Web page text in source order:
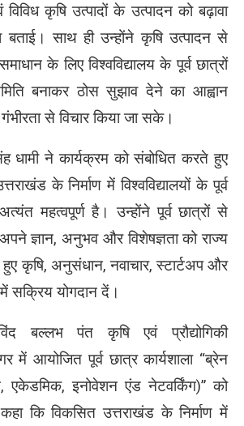
कृषि उत्पादों के उत्पादन को बढ़ावा
साथ ही उन्होंने कृषि उत्पादन से
के लिए विश्वविद्यालय के पूर्व छात्रों
बनाकर ठोस सुझाव देने का आह्वान
से विचार किया जा सके।
धामी ने कार्यक्रम को संबोधित करते हुए
के निर्माण में विश्वविद्यालयों के पूर्व
महत्वपूर्ण है। उन्होंने पूर्व छात्रों से
ज्ञान, अनुभव और विशेषज्ञता को राज्य
कृषि, अनुसंधान, नवाचार, स्टार्टअप और
सक्रिय योगदान दें।
बल्लभ पंत कृषि एवं प्रौद्योगिकी
में आयोजित पूर्व छात्र कार्यशाला “ब्रेन
एकेडमिक, इनोवेशन एंड नेटवर्किंग)” को
कि विकसित उत्तराखंड के निर्माण में